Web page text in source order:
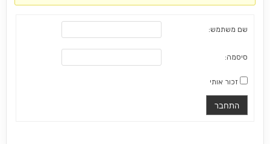
שם משתמש:
סיסמה:
זכור אותי
התחבר